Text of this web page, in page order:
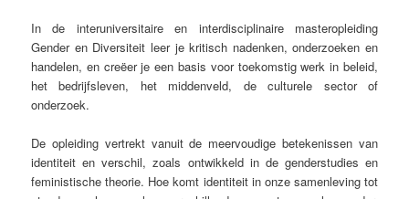
In de interuniversitaire en interdisciplinaire masteropleiding
Gender en Diversiteit leer je kritisch nadenken, onderzoeken en
handelen, en creëer je een basis voor toekomstig werk in beleid,
het bedrijfsleven, het middenveld, de culturele sector of
onderzoek.
De opleiding vertrekt vanuit de meervoudige betekenissen van
identiteit en verschil, zoals ontwikkeld in de genderstudies en
feministische theorie. Hoe komt identiteit in onze samenleving tot